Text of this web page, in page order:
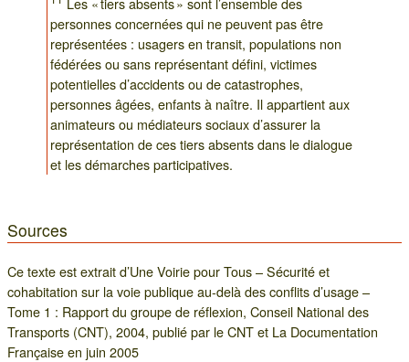
personnes concernées qui ne peuvent pas être
représentées : usagers en transit, populations non
fédérées ou sans représentant défini, victimes
potentielles d’accidents ou de catastrophes,
personnes âgées, enfants à naître. Il appartient aux
animateurs ou médiateurs sociaux d’assurer la
représentation de ces tiers absents dans le dialogue
et les démarches participatives.
Sources
Ce texte est extrait d’Une Voirie pour Tous – Sécurité et
cohabitation sur la voie publique au-delà des conflits d’usage –
Tome 1 : Rapport du groupe de réflexion, Conseil National des
Transports (CNT), 2004, publié par le CNT et La Documentation
Française en juin 2005